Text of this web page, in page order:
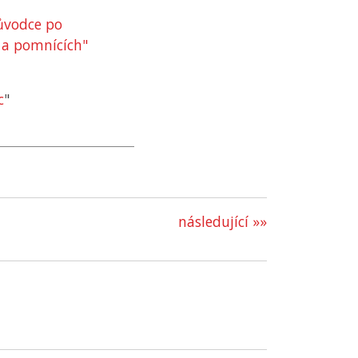
po
pomnících"
"
následující »»